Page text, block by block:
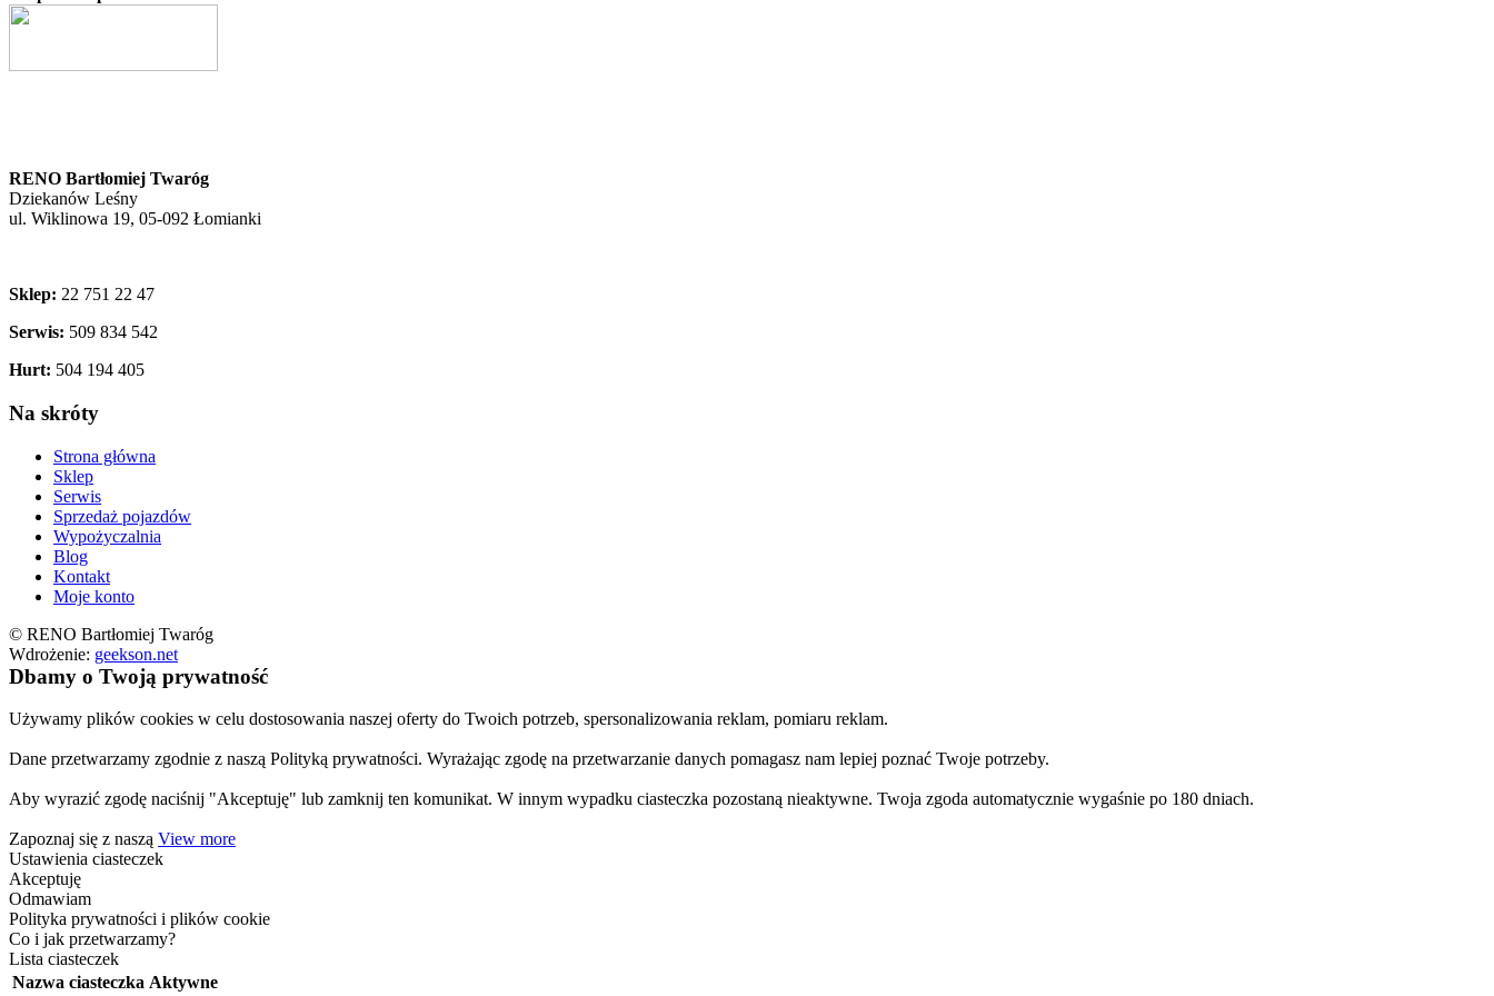
RENO Bartłomiej Twaróg
Dziekanów Leśny
ul. Wiklinowa 19, 05-092 Łomianki
Sklep: 22 751 22 47
Serwis: 509 834 542
Hurt: 504 194 405
Na skróty
Strona główna
Sklep
Serwis
Sprzedaż pojazdów
Wypożyczalnia
Blog
Kontakt
Moje konto
© RENO Bartłomiej Twaróg
Wdrożenie: geekson.net
Dbamy o Twoją prywatność
Używamy plików cookies w celu dostosowania naszej oferty do Twoich potrzeb, spersonalizowania reklam, pomiaru reklam.
Dane przetwarzamy zgodnie z naszą Polityką prywatności. Wyrażając zgodę na przetwarzanie danych pomagasz nam lepiej poznać Twoje potrzeby.
Aby wyrazić zgodę naciśnij "Akceptuję" lub zamknij ten komunikat. W innym wypadku ciasteczka pozostaną nieaktywne. Twoja zgoda automatycznie wygaśnie po 180 dniach.
Zapoznaj się z naszą View more
Ustawienia ciasteczek
Akceptuję
Odmawiam
Polityka prywatności i plików cookie
Co i jak przetwarzamy?
Lista ciasteczek
Nazwa ciasteczka Aktywne